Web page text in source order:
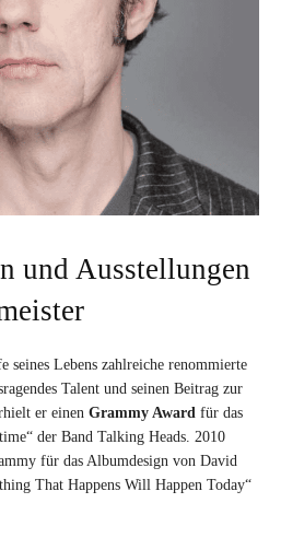
und Ausstellungen
seines Lebens zahlreiche renommierte
Talent und seinen Beitrag zur
er einen Grammy Award für das
der Band Talking Heads. 2010
für das Albumdesign von David
That Happens Will Happen Today“